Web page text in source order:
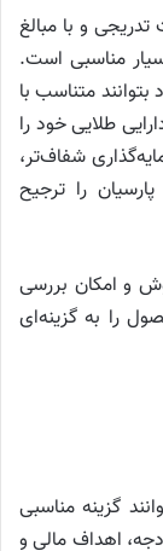
و با مبالغ
مناسبی است.
متناسب با
طلایی خود را
شفاف‌تر،
را ترجیح
و امکان بررسی
را به گزینه‌ای
گزینه مناسبی
اهداف مالی و